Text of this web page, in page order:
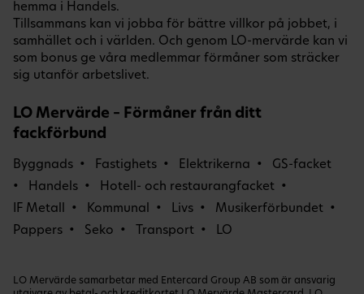
hemma i Handels.
Tillsammans kan vi jobba för bättre villkor på jobbet, i
samhället och i världen. Och genom LO-mervärde kan vi
som bonus ge våra medlemmar förmåner som sträcker
sig utanför arbetslivet.
LO Mervärde – Förmåner från ditt
fackförbund
Byggnads Fastighets Elektrikerna
GS-facket
Handels
Hotell- och restaurangfacket
IF Metall
Kommunal Livs
Musikerförbundet
Pappers
Seko Transport LO
LO Mervärde samarbetar med Entercard Group AB som är ansvarig